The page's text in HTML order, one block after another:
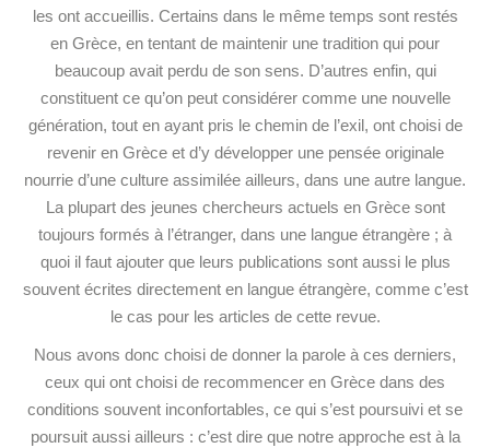
les ont accueillis. Certains dans le même temps sont restés
en Grèce, en tentant de maintenir une tradition qui pour
beaucoup avait perdu de son sens. D’autres enfin, qui
constituent ce qu’on peut considérer comme une nouvelle
génération, tout en ayant pris le chemin de l’exil, ont choisi de
revenir en Grèce et d’y développer une pensée originale
nourrie d’une culture assimilée ailleurs, dans une autre langue.
La plupart des jeunes chercheurs actuels en Grèce sont
toujours formés à l’étranger, dans une langue étrangère ; à
quoi il faut ajouter que leurs publications sont aussi le plus
souvent écrites directement en langue étrangère, comme c’est
le cas pour les articles de cette revue.
Nous avons donc choisi de donner la parole à ces derniers,
ceux qui ont choisi de recommencer en Grèce dans des
conditions souvent inconfortables, ce qui s’est poursuivi et se
poursuit aussi ailleurs : c’est dire que notre approche est à la